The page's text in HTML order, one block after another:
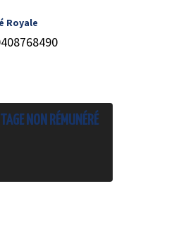
Royale
NON RÉMUNÉRÉ